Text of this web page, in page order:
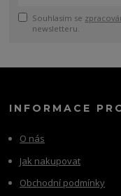
Souhlasím se
newsletteru.
INFORMACE
O nás
Jak nakupovat
Obchodní podmínky